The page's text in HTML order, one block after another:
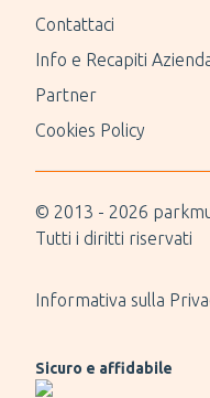
Contattaci
Info e Recapiti
Partner
Cookies Policy
© 2013 - 2026
Tutti i diritti riservati
Informativa sulla
Sicuro e affidabile